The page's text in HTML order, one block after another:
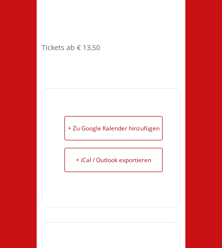
Tickets ab € 13,50
+ Zu Google Kalender hinzufügen
+ iCal / Outlook exportieren